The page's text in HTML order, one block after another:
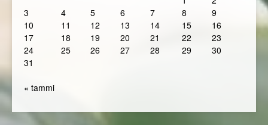
3
4 5 6 7 8
9
10
11 12 13 14 15
16
17
18 19 20 21 22
23
24
25 26 27 28 29
30
31
« tammi